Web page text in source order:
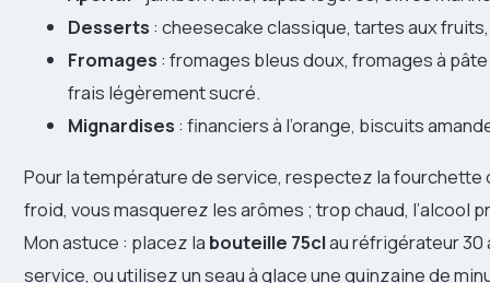
Desserts : cheesecake classique, tartes aux
Fromages : fromages bleus doux, fromages à
frais légèrement sucré.
Mignardises : financiers à l’orange, biscuits
Pour la température de service, respectez la fourchette
froid, vous masquerez les arômes ; trop chaud, l’alcool
Mon astuce : placez la bouteille 75clau réfrigérateur 30
service, ou utilisez un seau à glace une quinzaine de